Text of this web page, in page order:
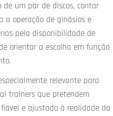
de um par de discos, contar
a operação de ginásios e
pela disponibilidade de
orientar a escolha em função
relevante para
trainers que pretendem
e ajustado à realidade do